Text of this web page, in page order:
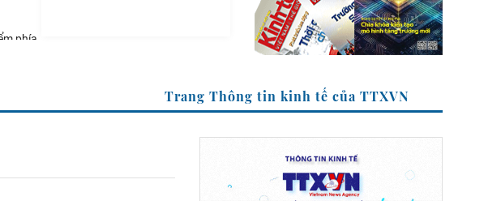
phía
Trang Thông tin kinh tế của TTXVN